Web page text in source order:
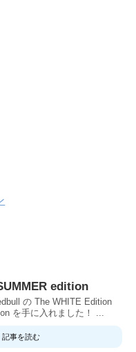
edition
の The WHITE Edition
を手に入れました！ ...
記事を読む